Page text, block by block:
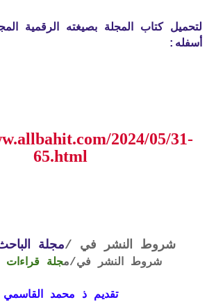
أسفله:
2024/05/31-
65.html
شروط النشر في /مجلة
شروط النشر في/مجلة قراءات
تقديم ذ محمد القاسمي